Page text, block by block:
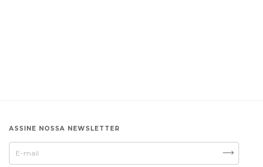
ASSINE NOSSA NEWSLETTER